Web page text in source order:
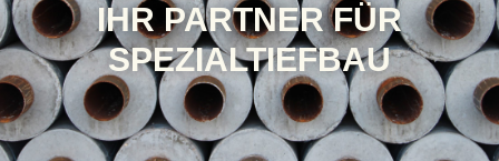
IHR PARTNER FÜR
SPEZIALTIEFBAU